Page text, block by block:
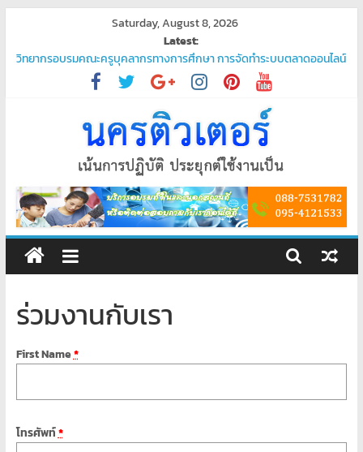
content
Saturday, August 8, 2026
Latest:
วิทยากรอบรมคณะครูบุคลากรทางการศึกษา การจัดทำระบบตลาดออนไลน์
“ชวนมาช้อป นักเรียนสุขใจ”
โปรแกรมจัดการน้ำประปา
บริการรับเขียนโปรแกรม PHP ระดับมืออาชีพ – ตอบโจทย์ทุกความต้องการ
บริการรับเขียนโปรแกรมระดับมืออาชีพ
พัฒนาระบบ ยืนยันตัวตนผ่านแอป Thaid
ศูนย์
อบรม
คอมพิวเตอร์
สอน
พิเศษ
คอมพิวเตอร์
ร่วมงานกับเรา
First Name*
โทรศัพท์*